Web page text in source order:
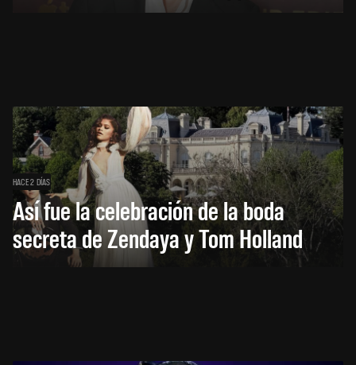
HACE 2 DÍAS
Así fue la celebración de la boda
secreta de Zendaya y Tom Holland